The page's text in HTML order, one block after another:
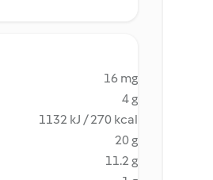
16 mg
4 g
1132 kJ / 270 kcal
20 g
11.2 g